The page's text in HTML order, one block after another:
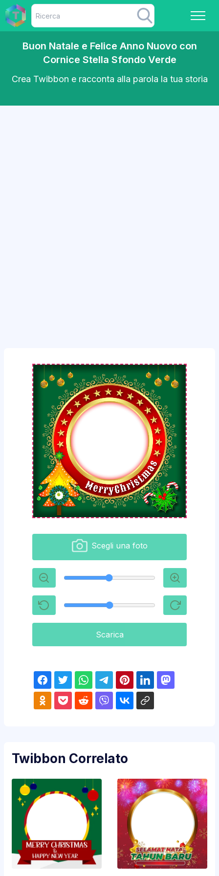
Buon Natale e Felice Anno Nuovo con
Cornice Stella Sfondo Verde
Crea Twibbon e racconta alla parola la tua storia
Scegli una foto
Scarica
Twibbon Correlato